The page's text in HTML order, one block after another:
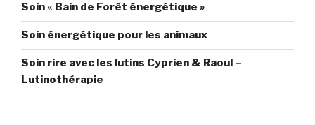
Soin « Bain de Forêt énergétique »
Soin énergétique pour les animaux
Soin rire avec les lutins Cyprien & Raoul –
Lutinothérapie